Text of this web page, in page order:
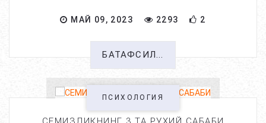
МАЙ 09, 2023 2293 2
БАТАФСИЛ...
ПСИХОЛОГИЯ